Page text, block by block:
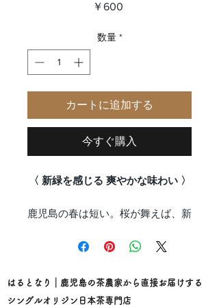
￥600
数量 *
カートに追加する
今すぐ購入
〈 新緑を感じる 爽やかな味わい 〉
鹿児島の春は短い。桜が舞えば、新
そんな季節に「明緑」が飲みたくな
暑さにやられた子どもたちが、冷茶
でぐいぐい飲んでくれる。
はるとなり｜鹿児島の茶農家から直接お届けする
シングルオリジン日本茶専門店